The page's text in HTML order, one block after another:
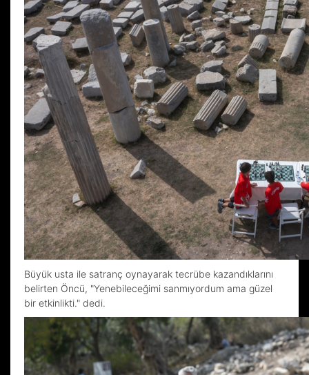
Büyük usta ile satranç oynayarak tecrübe kazandıklarını
belirten Öncü, "Yenebileceğimi sanmıyordum ama güzel
bir etkinlikti." dedi.